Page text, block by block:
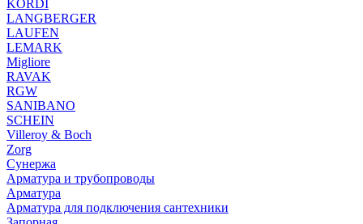
KORDI
LANGBERGER
LAUFEN
LEMARK
Migliore
RAVAK
RGW
SANIBANO
SCHEIN
Villeroy & Boch
Zorg
Сунержа
Арматура и трубопроводы
Арматура
Арматура для подключения сантехники